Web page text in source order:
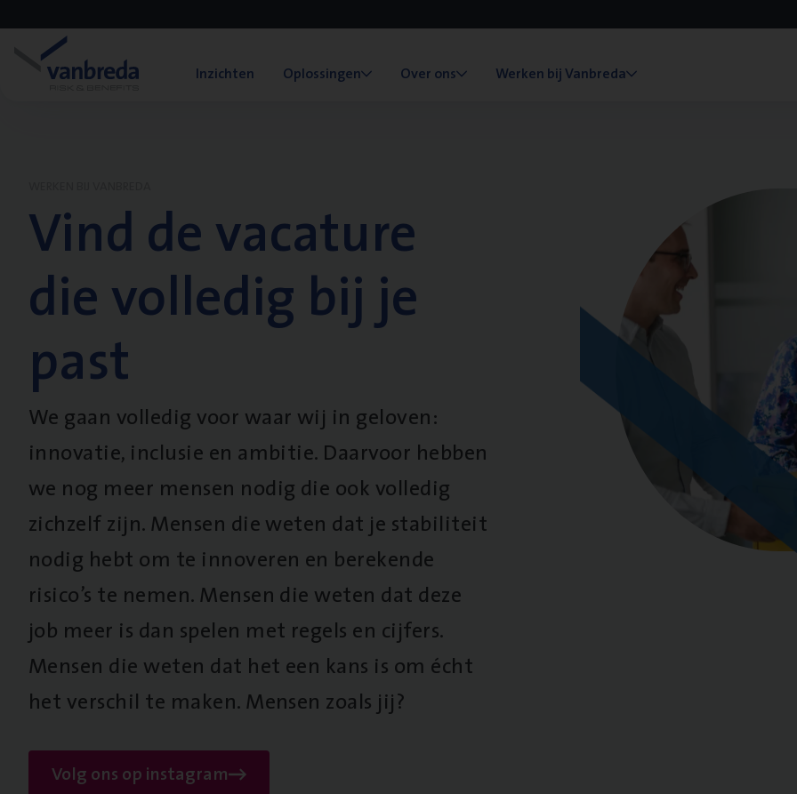
Inzichten Oplossingen Over ons Werken bij Vanbreda
Vind de vacature
die volledig bij je
past
We gaan volledig voor waar wij in geloven:
innovatie, inclusie en ambitie. Daarvoor hebben
we nog meer mensen nodig die ook volledig
zichzelf zijn. Mensen die weten dat je stabiliteit
nodig hebt om te innoveren en berekende
risico’s te nemen. Mensen die weten dat deze
job meer is dan spelen met regels en cijfers.
Mensen die weten dat het een kans is om écht
het verschil te maken. Mensen zoals jij?
Volg ons op instagram